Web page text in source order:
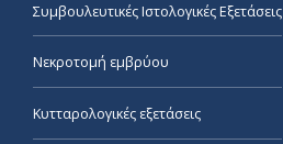
Συμβουλευτικές Ιστολογικές Εξετάσεις
Νεκροτομή εμβρύου
Κυτταρολογικές εξετάσεις